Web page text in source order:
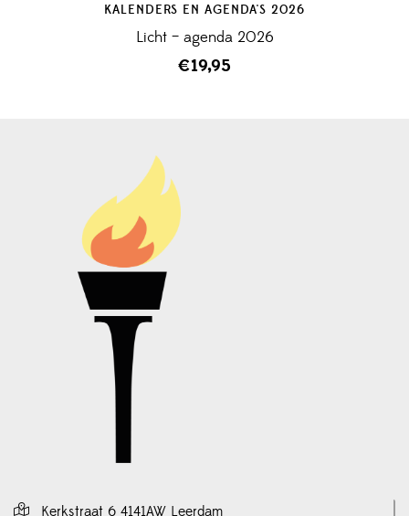
KALENDERS EN AGENDA'S 2026
Licht – agenda 2026
€19,95
Kerkstraat 6 4141AW Leerdam